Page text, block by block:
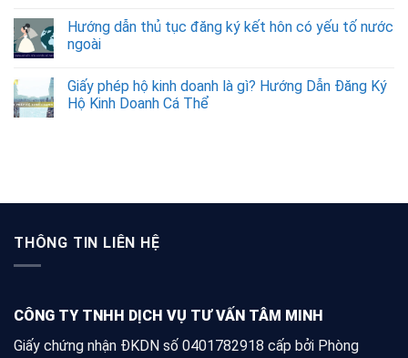
Hướng dẫn thủ tục đăng ký kết hôn có yếu tố nước
ngoài
Giấy phép hộ kinh doanh là gì? Hướng Dẫn Đăng Ký
Hộ Kinh Doanh Cá Thể
THÔNG TIN LIÊN HỆ
CÔNG TY TNHH DỊCH VỤ TƯ VẤN TÂM MINH
Giấy chứng nhận ĐKDN số 0401782918 cấp bởi Phòng